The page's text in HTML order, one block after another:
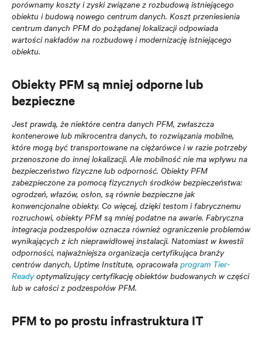
porównamy koszty i zyski związane z rozbudową istniejącego
obiektu i budową nowego centrum danych. Koszt przeniesienia
centrum danych PFM do pożądanej lokalizacji odpowiada
wartości nakładów na rozbudowę i modernizację istniejącego
obiektu.
Obiekty PFM są mniej odporne lub
bezpieczne
Jest prawdą, że niektóre centra danych PFM, zwłaszcza
kontenerowe lub mikrocentra danych, to rozwiązania mobilne,
które mogą być transportowane na ciężarówce i w razie potrzeby
przenoszone do innej lokalizacji. Ale mobilność nie ma wpływu na
bezpieczeństwo fizyczne lub odporność. Obiekty PFM
zabezpieczone za pomocą fizycznych środków bezpieczeństwa:
ogrodzeń, włazów, osłon, są równie bezpieczne jak
konwencjonalne obiekty. Co więcej, dzięki testom i fabrycznemu
rozruchowi, obiekty PFM są mniej podatne na awarie. Fabryczna
integracja podzespołów oznacza również ograniczenie problemów
wynikających z ich nieprawidłowej instalacji. Natomiast w kwestii
odporności, najważniejsza organizacja certyfikująca branży
centrów danych, Uptime Institute, opracowała program Tier-
Readyoptymalizujący certyfikację obiektów budowanych w części
lub w całości z podzespołów PFM.
PFM to po prostu infrastruktura IT